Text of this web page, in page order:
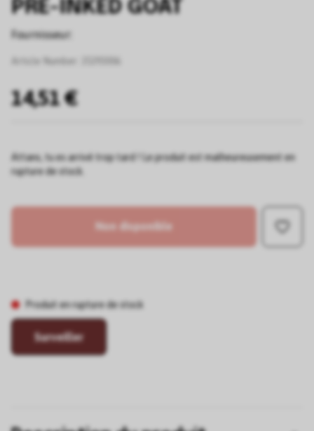
PRE-INKED GOAT
Fournisseur:
14,51 €
Attans, tu es arrivé trop tard ! Le produit est malheureusement en
rupture de stock.
Non disponible
Produit en rupture de stock
Surveiller